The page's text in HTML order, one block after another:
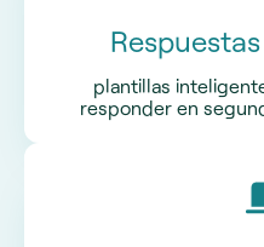
plantillas
responder en